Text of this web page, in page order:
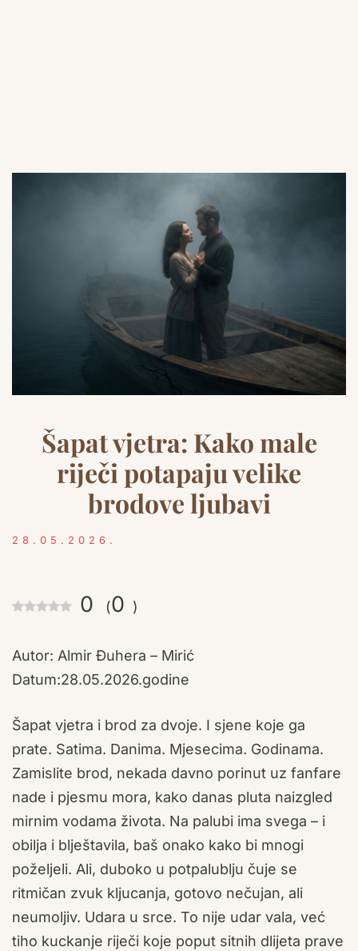
Šapat vjetra: Kako male
riječi potapaju velike
brodove ljubavi
28.05.2026.
0 (0 )
Autor: Almir Đuhera – Mirić
Datum:28.05.2026.godine
Šapat vjetra i brod za dvoje. I sjene koje ga
prate. Satima. Danima. Mjesecima. Godinama.
Zamislite brod, nekada davno porinut uz fanfare
nade i pjesmu mora, kako danas pluta naizgled
mirnim vodama života. Na palubi ima svega – i
obilja i blještavila, baš onako kako bi mnogi
poželjeli. Ali, duboko u potpalublju čuje se
ritmičan zvuk kljucanja, gotovo nečujan, ali
neumoljiv. Udara u srce. To nije udar vala, već
tiho kuckanje riječi koje poput sitnih dlijeta prave